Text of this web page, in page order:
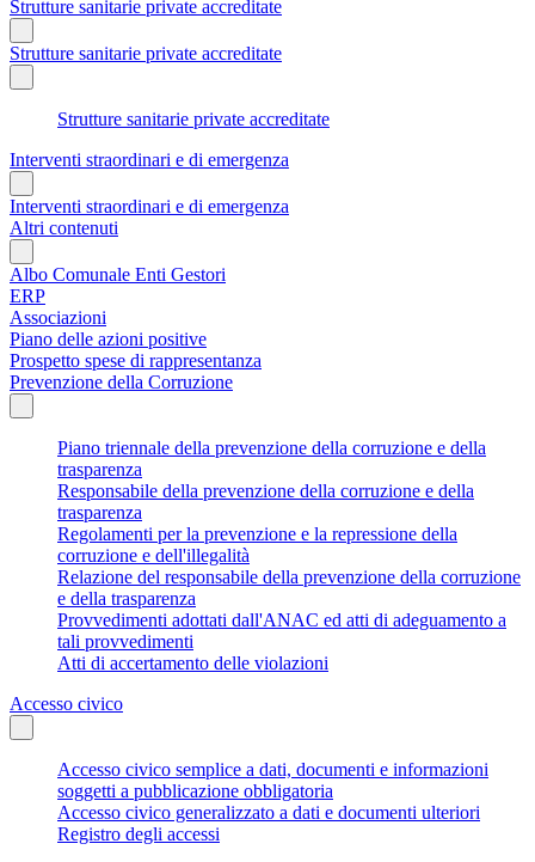
Strutture sanitarie private accreditate
Strutture sanitarie private accreditate
Strutture sanitarie private accreditate
Interventi straordinari e di emergenza
Interventi straordinari e di emergenza
Altri contenuti
Albo Comunale Enti Gestori
ERP
Associazioni
Piano delle azioni positive
Prospetto spese di rappresentanza
Prevenzione della Corruzione
Piano triennale della prevenzione della corruzione e della
trasparenza
Responsabile della prevenzione della corruzione e della
trasparenza
Regolamenti per la prevenzione e la repressione della
corruzione e dell'illegalità
Relazione del responsabile della prevenzione della corruzione
e della trasparenza
Provvedimenti adottati dall'ANAC ed atti di adeguamento a
tali provvedimenti
Atti di accertamento delle violazioni
Accesso civico
Accesso civico semplice a dati, documenti e informazioni
soggetti a pubblicazione obbligatoria
Accesso civico generalizzato a dati e documenti ulteriori
Registro degli accessi